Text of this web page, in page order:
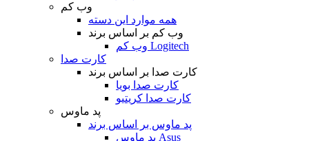
وب کم
همه موارد این دسته
وب کم بر اساس برند
وب کم Logitech
کارت صدا
کارت صدا بر اساس برند
کارت صدا بویا
کارت صدا کریتیو
پد ماوس
پد ماوس بر اساس برند
پد ماوس Asus